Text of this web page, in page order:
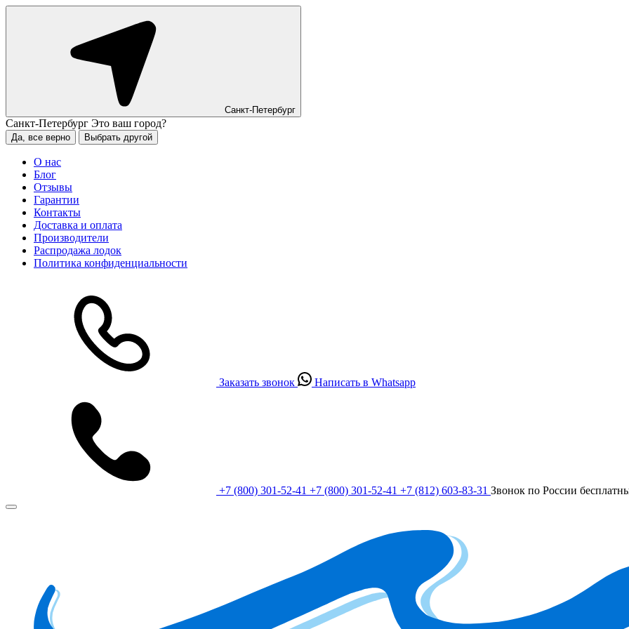
Санкт-Петербург
Санкт-Петербург Это ваш город?
Да, все верно Выбрать другой
О нас
Блог
Отзывы
Гарантии
Контакты
Доставка и оплата
Производители
Распродажа лодок
Политика конфиденциальности
Заказать звонок Написать в Whatsapp
+7 (800) 301-52-41 +7 (800) 301-52-41 +7 (812) 603-83-31 Звонок по России